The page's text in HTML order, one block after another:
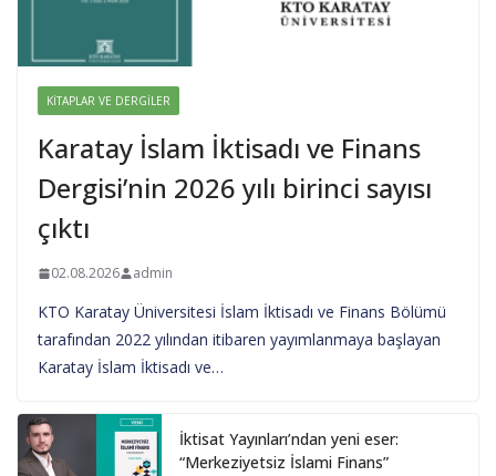
KITAPLAR VE DERGILER
Karatay İslam İktisadı ve Finans
Dergisi’nin 2026 yılı birinci sayısı
çıktı
02.08.2026 admin
KTO Karatay Üniversitesi İslam İktisadı ve Finans Bölümü
tarafından 2022 yılından itibaren yayımlanmaya başlayan
Karatay İslam İktisadı ve…
İktisat Yayınları’ndan yeni eser:
“Merkeziyetsiz İslami Finans”